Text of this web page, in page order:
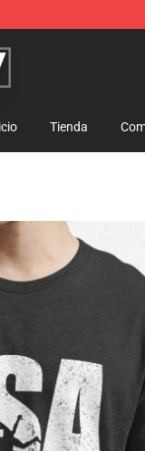
Tienda